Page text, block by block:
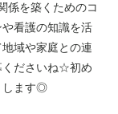
係を築くためのコ
看護の知識を活
域や家庭との連
くださいね☆初め
します◎